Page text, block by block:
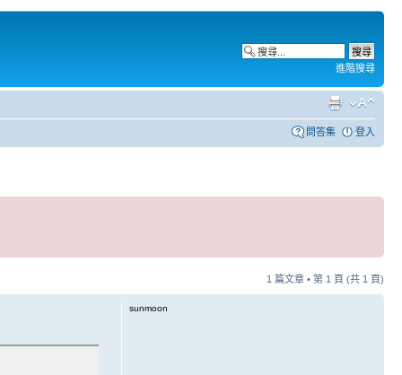
進階搜尋
問答集 登入
1 篇文章 • 第 1 頁 (共 1 頁)
sunmoon